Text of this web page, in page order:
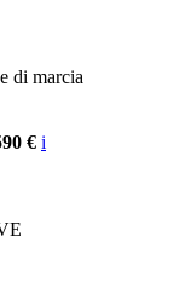
di marcia
€ i